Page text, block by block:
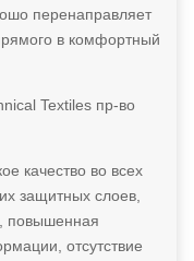
перенаправляет
в комфортный
Textiles пр-во
качество во всех
защитных слоев,
повышенная
отсутствие